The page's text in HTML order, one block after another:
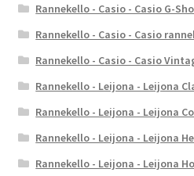
Rannekello - Casio - Casio G-
Rannekello - Casio - Casio
Rannekello - Casio - Casio
Rannekello - Leijona - Leijona
Rannekello - Leijona - Leijona
Rannekello - Leijona - Leijona
Rannekello - Leijona - Leijona